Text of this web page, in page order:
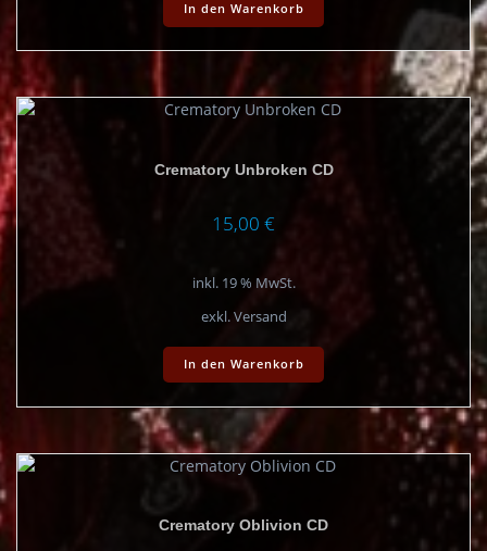
In den Warenkorb
Crematory Unbroken CD
15,00 €
inkl. 19 % MwSt.
exkl. Versand
In den Warenkorb
Crematory Oblivion CD